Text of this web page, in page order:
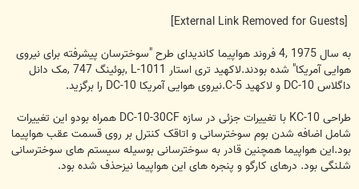
[External Link Removed for Guests]
به سال 1975 ,4 فروند هواپیما کاندیدای طرح "سوخترسان پیشرفته برای نیروی
هوایی آمریکا" شده بودند.لاکهید تری استار L-1011 ,بوئینگ 747 ,مک دانل
داگلاس DC-10 و لاکهید C-5.نیروی هوایی آمریکا DC-10 را برگزید.
طراحی KC-10 با تغییرات جزئی در سازه DC-10-30CF همراه بودو این تغییرات
شامل اضافه شدن بوم سوخترسانی و اتاقک کنترل بر روی قسمت عقب هواپیما
بود.این هواپیما همچنین قادر به سوخترسانی بوسیله سیستم های سوخترسانی
شلنگی بود. درهای کارگو و پنجره های این هواپیما نیزحذف شده بود.